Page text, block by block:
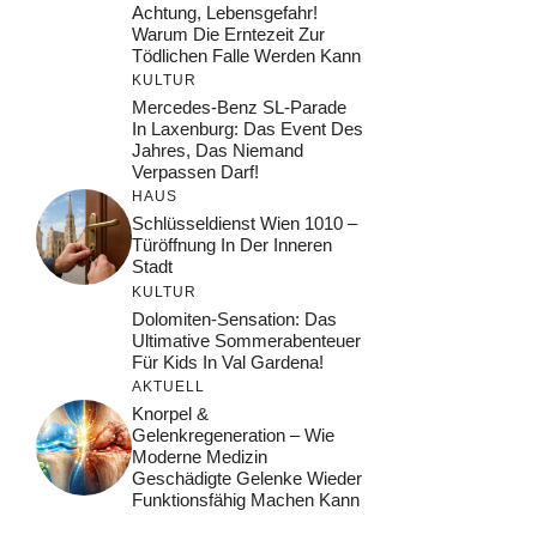
Achtung, Lebensgefahr!
Warum Die Erntezeit Zur
Tödlichen Falle Werden Kann
KULTUR
Mercedes-Benz SL-Parade
In Laxenburg: Das Event Des
Jahres, Das Niemand
Verpassen Darf!
HAUS
Schlüsseldienst Wien 1010 –
Türöffnung In Der Inneren
Stadt
KULTUR
Dolomiten-Sensation: Das
Ultimative Sommerabenteuer
Für Kids In Val Gardena!
AKTUELL
Knorpel &
Gelenkregeneration – Wie
Moderne Medizin
Geschädigte Gelenke Wieder
Funktionsfähig Machen Kann